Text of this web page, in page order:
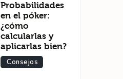
Probabilidades
en el póker:
¿cómo
calcularlas y
aplicarlas bien?
Consejos